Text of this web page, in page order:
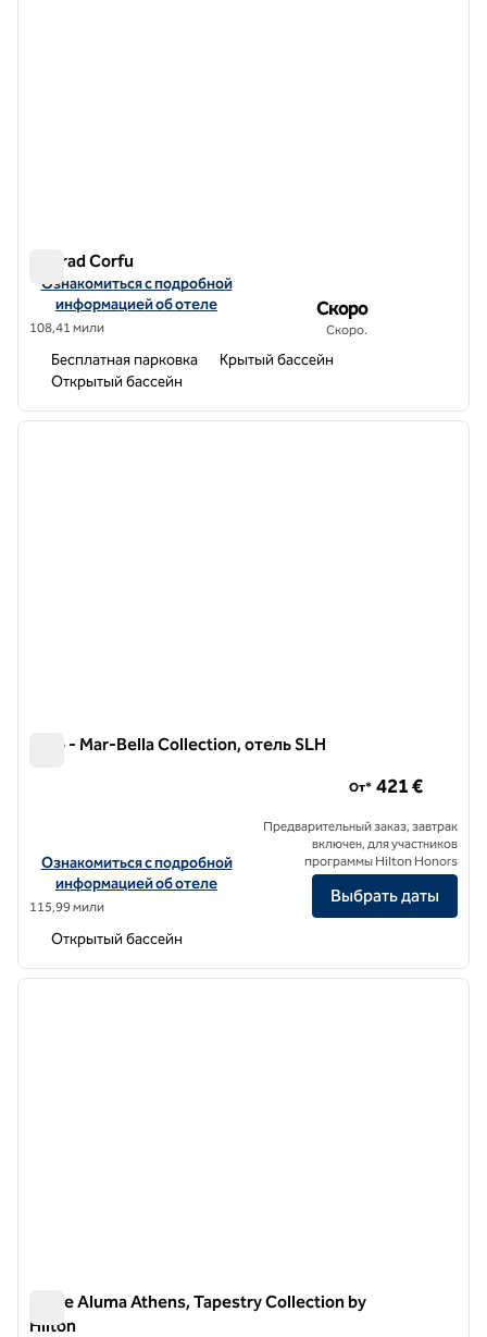
Conrad Corfu
Conrad Corfu
Посмотреть информацию об отеле Conrad Corfu
Ознакомиться с подробной
информацией об отеле
108,41 мили
Скоро
Скоро.
Бесплатная парковка
Крытый бассейн
Открытый бассейн
1 из 10
Nido - Mar-Bella Collection, отель SLH
Посмотреть информацию об отеле Nido - Mar-Bella Collection, a
Ознакомиться с подробной
информацией об отеле
115,99 мили
От* 421 €
Предварительный заказ, завтрак
включен, для участников
программы Hilton Honors
Выбрать даты
Открытый бассейн
1 из 12
Anise Aluma Athens, Tapestry Collection by
Hilton